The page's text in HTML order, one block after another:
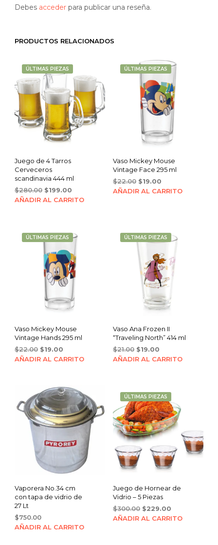
Debes acceder para publicar una reseña.
PRODUCTOS RELACIONADOS
ÚLTIMAS PIEZAS
Juego de 4 Tarros
Cerveceros
scandinavia 444 ml
$280.00 Original
price
$199.00
price
AÑADIR AL CARRITO
ÚLTIMAS PIEZAS
Vaso Mickey Mouse
Vintage Face 295 ml
$22.00 Original
price
$19.00Current
price
AÑADIR AL CARRITO
ÚLTIMAS PIEZAS
Vaso Mickey Mouse
Vintage Hands 295 ml
$22.00 Original
price
$19.00
price
AÑADIR AL CARRITO
ÚLTIMAS PIEZAS
Vaso Ana Frozen II
“Traveling North” 414 ml
$21.00 Original
price
$19.00Current
price
AÑADIR AL CARRITO
Vaporera No.34 cm
con tapa de vidrio de
27 Lt
$750.00
AÑADIR AL CARRITO
ÚLTIMAS PIEZAS
Juego de Hornear de
Vidrio – 5 Piezas
$300.00 Original
price
$229.00Current
price
AÑADIR AL CARRITO